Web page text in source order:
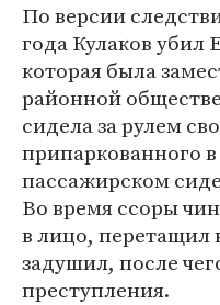
По версии
года Кулаков убил
которая была
районной
сидела за рулем
припаркованного
пассажирском
Во время ссоры
в лицо, перетащил
задушил, после
преступления.